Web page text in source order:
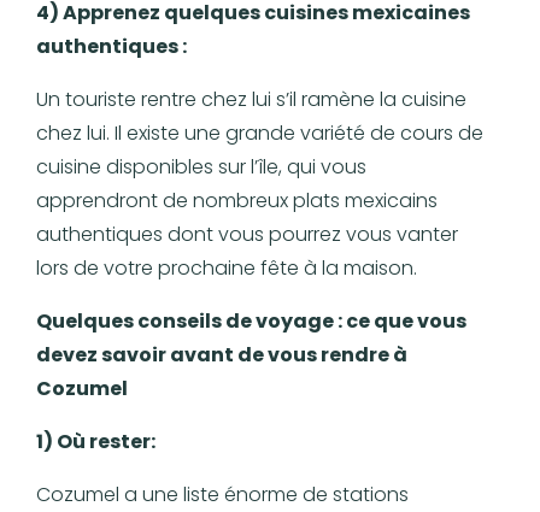
4) Apprenez quelques cuisines mexicaines
authentiques :
Un touriste rentre chez lui s’il ramène la cuisine
chez lui. Il existe une grande variété de cours de
cuisine disponibles sur l’île, qui vous
apprendront de nombreux plats mexicains
authentiques dont vous pourrez vous vanter
lors de votre prochaine fête à la maison.
Quelques conseils de voyage : ce que vous
devez savoir avant de vous rendre à
Cozumel
1) Où rester:
Cozumel a une liste énorme de stations